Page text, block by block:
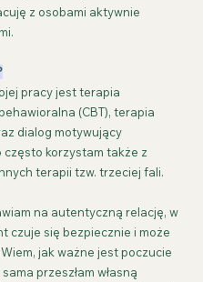
z osobami aktywnie
pracy jest terapia
(CBT), terapia
dialog motywujący
często korzystam także z
terapii tzw. trzeciej fali.
na autentyczną relację, w
czuje się bezpiecznie i może
jak ważne jest poczucie
przeszłam własną